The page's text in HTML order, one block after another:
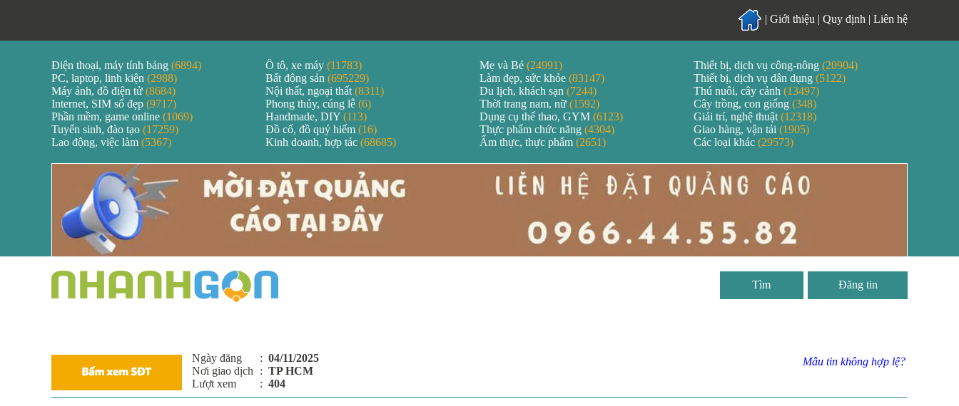
| Giới thiệu | Quy định | Liên hệ
Điện thoại, máy tính bảng (6894) Ô tô, xe máy (11783) Mẹ và Bé (24991) Thiết bị, dịch vụ công-nông (20904)
PC, laptop, linh kiện (2988) Bất động sản (695229) Làm đẹp, sức khỏe (83147) Thiết bị, dịch vụ dân dụng (5122)
Máy ảnh, đồ điện tử (8684) Nội thất, ngoại thất (8311) Du lịch, khách sạn (7244) Thú nuôi, cây cảnh (13497)
Internet, SIM số đẹp (9717) Phong thủy, cúng lễ (6) Thời trang nam, nữ (1592) Cây trồng, con giống (348)
Phần mềm, game online (1069) Handmade, DIY (113) Dụng cụ thể thao, GYM (6123) Giải trí, nghệ thuật (12318)
Tuyển sinh, đào tạo (17259) Đồ cổ, đồ quý hiếm (16) Thực phẩm chức năng (4304) Giao hàng, vận tải (1905)
Lao động, việc làm (5367) Kinh doanh, hợp tác (68685) Ẩm thực, thực phẩm (2651) Các loại khác (29573)
Đăng tin
Ngày đăng : 04/11/2025
Nơi giao dịch
: TP HCM
Lượt xem
: 404
Mẫu tin không hợp lệ?